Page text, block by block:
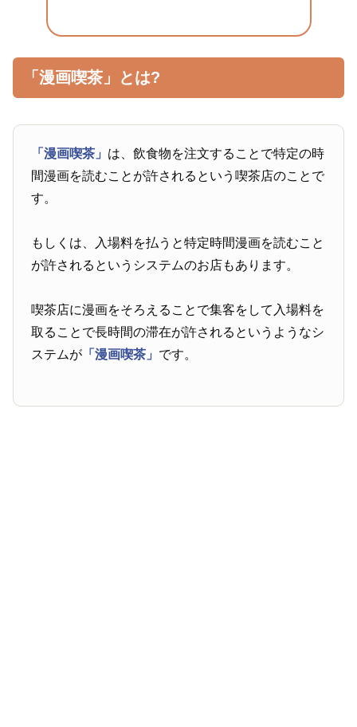
「漫画喫茶」とは?
「漫画喫茶」 は、飲食物を注文することで特定の時
間漫画を読むことが許されるという喫茶店のことで
す。
もしくは、入場料を払うと特定時間漫画を読むこと
が許されるというシステムのお店もあります。
喫茶店に漫画をそろえることで集客をして入場料を
取ることで長時間の滞在が許されるというようなシ
ステムが 「漫画喫茶」 です。